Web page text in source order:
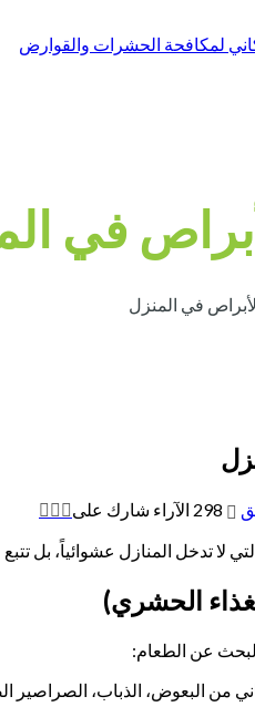
في
في المنزل
الآراء شارك على
التي لا تدخل المنازل عشوائياً،
عن الطعام:
من البعوض، الذباب، الصراصير